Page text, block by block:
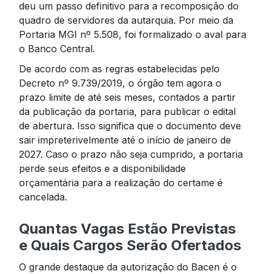
deu um passo definitivo para a recomposição do
quadro de servidores da autarquia. Por meio da
Portaria MGI nº 5.508, foi formalizado o aval para
o Banco Central.
De acordo com as regras estabelecidas pelo
Decreto nº 9.739/2019, o órgão tem agora o
prazo limite de até seis meses, contados a partir
da publicação da portaria, para publicar o edital
de abertura. Isso significa que o documento deve
sair impreterivelmente até o início de janeiro de
2027. Caso o prazo não seja cumprido, a portaria
perde seus efeitos e a disponibilidade
orçamentária para a realização do certame é
cancelada.
Quantas Vagas Estão Previstas
e Quais Cargos Serão Ofertados
O grande destaque da autorização do Bacen é o